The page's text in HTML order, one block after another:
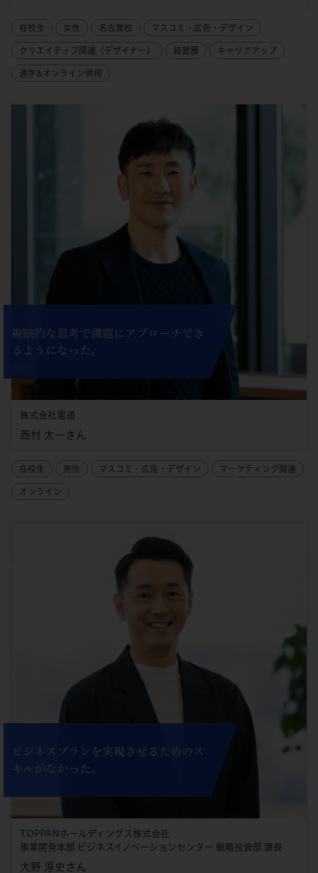
在校生 女性 名古屋校 マスコミ・広告・デザイン
クリエイティブ関連（デザイナー） 経営層 キャリアアップ
通学&オンライン併用
複眼的な思考で課題にアプローチでき
るようになった。
株式会社電通
西村 太一さん
在校生 男性 マスコミ・広告・デザイン マーケティング関連
オンライン
ビジネスプランを実現させるためのス
キルがなかった。
TOPPANホールディングス株式会社
事業開発本部 ビジネスイノベーションセンター 戦略投資部 課長
大野 淳史さん